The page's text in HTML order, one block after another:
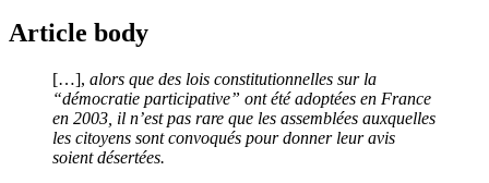
Article body
[…], alors que des lois constitutionnelles sur la
“démocratie participative” ont été adoptées en France
en 2003, il n’est pas rare que les assemblées auxquelles
les citoyens sont convoqués pour donner leur avis
soient désertées.